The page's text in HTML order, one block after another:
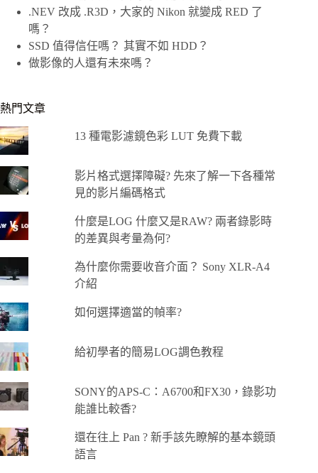
.NEV 改成 .R3D，大家的 Nikon 就變成 RED 了
嗎？
SSD 值得信任嗎？ 其實不如 HDD？
做影像的人還有未來嗎？
熱門文章
13 種電影濾鏡色彩 LUT 免費下載
影片格式選擇障礙? 先來了解一下各種常
見的影片編碼格式
什麼是LOG 什麼又是RAW? 兩者錄影時
的差異與考量為何?
為什麼你需要收音介面？ Sony XLR-A4
介紹
如何選擇適當的幀率?
給初學者的簡易LOG調色教程
SONY的APS-C：A6700和FX30，錄影功
能誰比較香?
還在往上 Pan ? 新手該先瞭解的基本鏡頭
語言